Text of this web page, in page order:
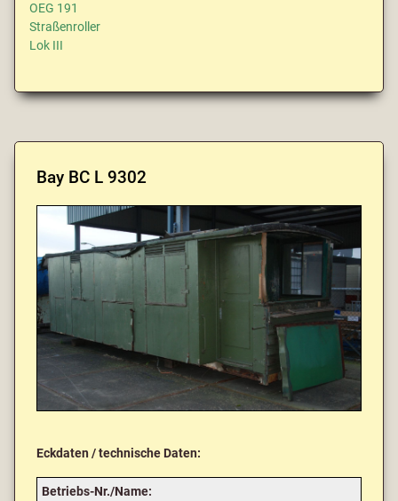
OEG 191
Straßenroller
Lok III
Bay BC L 9302
Eckdaten / technische Daten:
Betriebs-Nr./Name: